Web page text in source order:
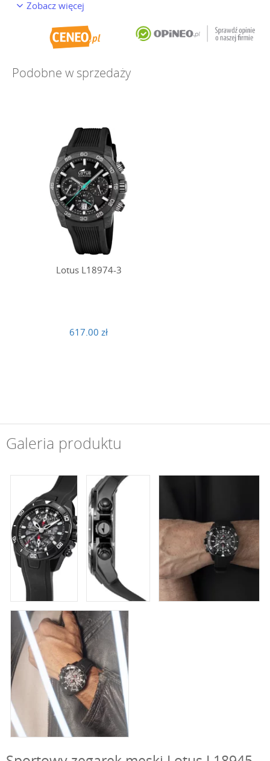
Zobacz więcej
Podobne w sprzedaży
Lotus L18974-3
617.00 zł
Galeria produktu